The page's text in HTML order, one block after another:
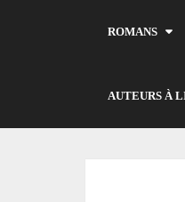
ROMANS
AUTEURS À